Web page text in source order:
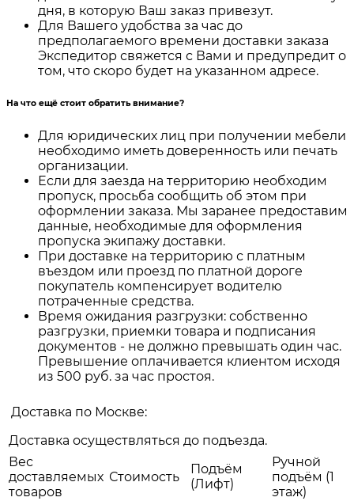
дня, в которую Ваш заказ привезут.
Для Вашего удобства за час до
предполагаемого времени доставки заказа
Экспедитор свяжется с Вами и предупредит о
том, что скоро будет на указанном адресе.
На что ещё стоит обратить внимание?
Для юридических лиц при получении мебели
необходимо иметь доверенность или печать
организации.
Если для заезда на территорию необходим
пропуск, просьба сообщить об этом при
оформлении заказа. Мы заранее предоставим
данные, необходимые для оформления
пропуска экипажу доставки.
При доставке на территорию с платным
въездом или проезд по платной дороге
покупатель компенсирует водителю
потраченные средства.
Время ожидания разгрузки: собственно
разгрузки, приемки товара и подписания
документов - не должно превышать один час.
Превышение оплачивается клиентом исходя
из 500 руб. за час простоя.
Доставка по Москве:
Доставка осуществляться до подъезда.
Вес
доставляемых
товаров
Стоимость
Подъём
(Лифт)
Ручной
подъём (1
этаж)